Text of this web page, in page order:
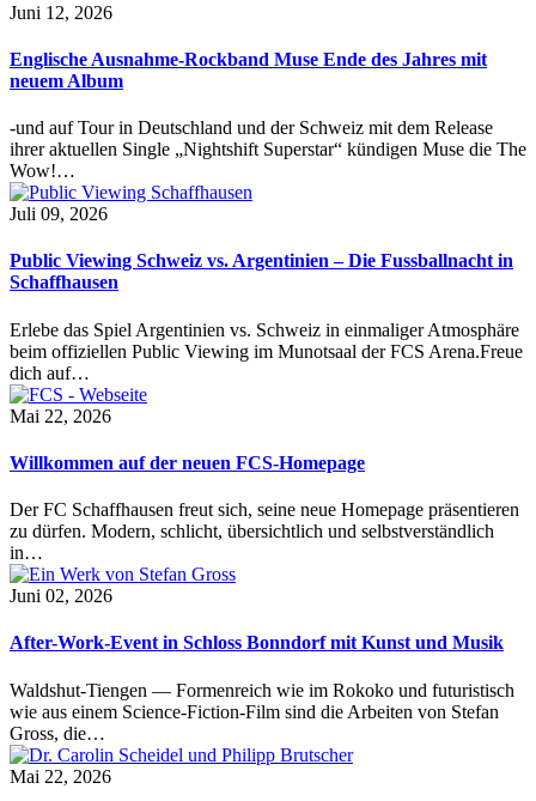
Juni 12, 2026
Englische Ausnahme-Rockband Muse Ende des Jahres mit
neuem Album
-und auf Tour in Deutschland und der Schweiz mit dem Release
ihrer aktuellen Single „Nightshift Superstar“ kündigen Muse die The
Wow!…
Juli 09, 2026
Public Viewing Schweiz vs. Argentinien – Die Fussballnacht in
Schaffhausen
Erlebe das Spiel Argentinien vs. Schweiz in einmaliger Atmosphäre
beim offiziellen Public Viewing im Munotsaal der FCS Arena.Freue
dich auf…
Mai 22, 2026
Willkommen auf der neuen FCS-Homepage
Der FC Schaffhausen freut sich, seine neue Homepage präsentieren
zu dürfen. Modern, schlicht, übersichtlich und selbstverständlich
in…
Juni 02, 2026
After-Work-Event in Schloss Bonndorf mit Kunst und Musik
Waldshut-Tiengen — Formenreich wie im Rokoko und futuristisch
wie aus einem Science-Fiction-Film sind die Arbeiten von Stefan
Gross, die…
Mai 22, 2026